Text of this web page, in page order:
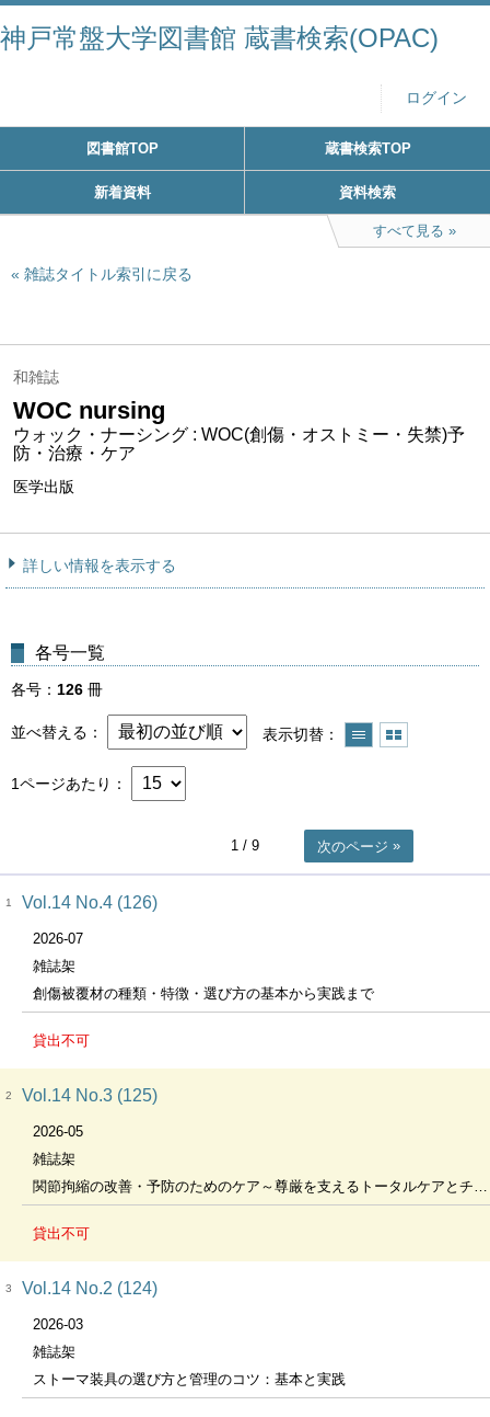
神戸常盤大学図書館 蔵書検索(OPAC)
ログイン
図書館TOP 蔵書検索TOP
新着資料 資料検索
すべて見る
雑誌タイトル索引に戻る
和雑誌
WOC nursing
ウォック・ナーシング : WOC(創傷・オストミー・失禁)予
防・治療・ケア
医学出版
詳しい情報を表示する
各号一覧
各号 126 冊
並べ替える 表示切替
1ページあたり
1 / 9 次のページ
1 Vol.14 No.4 (126)
2026-07
雑誌架
創傷被覆材の種類・特徴・選び方の基本から実践まで
貸出不可
2 Vol.14 No.3 (125)
2026-05
雑誌架
関節拘縮の改善・予防のためのケア～尊厳を支えるトータルケアとチームアプローチ～
貸出不可
3 Vol.14 No.2 (124)
2026-03
雑誌架
ストーマ装具の選び方と管理のコツ：基本と実践